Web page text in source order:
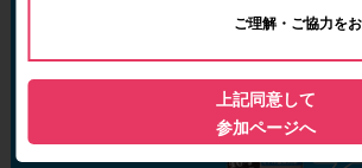
ご理解・ご協力を
上記同意して
参加ページへ